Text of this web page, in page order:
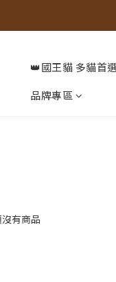
👑國王貓 多貓首
品牌專區
有商品